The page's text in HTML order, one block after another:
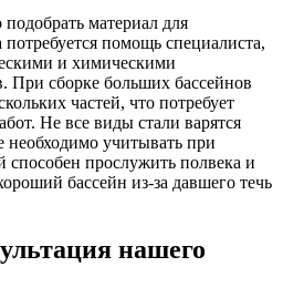
материал для
потребуется помощь специалиста,
и химическими
При сборке больших бассейнов
частей, что потребует
Не все виды стали варятся
необходимо учитывать при
способен прослужить полвека и
бассейн из-за давшего течь
нашего